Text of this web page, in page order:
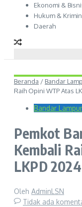
Ekonomi &
Hukum &
Daerah
Beranda / Bandar
Raih Opini WTP Atas
Bandar
Pemkot
Kembali
LKPD 2024
Oleh AdminLSN
Tidak ada